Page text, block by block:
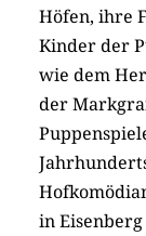
Höfen, ihre
Kinder der
wie dem
der
in